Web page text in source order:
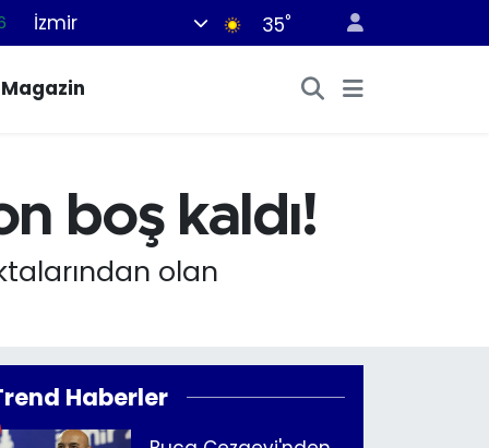
İzmir 35°
Magazin
boş kaldı!
olan
Haberler